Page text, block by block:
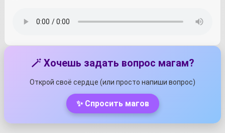
🪄 Хочешь задать вопрос магам?
Открой своё сердце (или просто напиши вопрос)
✨ Спросить магов